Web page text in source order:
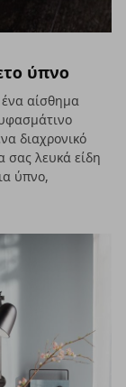
ύπνο
ένα αίσθημα
διαχρονικό
σας λευκά είδη
ύπνο,